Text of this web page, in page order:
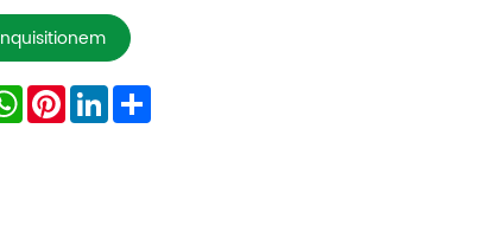
WhatsApp
Pinterest
LinkedInShare